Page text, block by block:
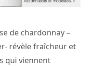
de chardonnay –
révèle fraîcheur et
qui viennent